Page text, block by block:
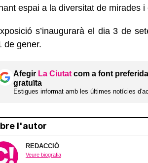
espai a la diversitat de mirades i
s’inaugurarà el dia 3 de
de gener.
Afegir La Ciutat com a font
gratuïta
Estigues informat amb les últimes notícies
l'autor
REDACCIÓ
Veure biografia